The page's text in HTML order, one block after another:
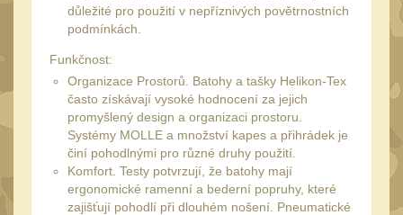
Ostatní 14
Pažby
Raily, lišty, krytky
Přední rukojeti 50
Zadní rukojeti20
Mechanická mířidla30
Dvojnožky
důležité pro použití v nepříznivých povětrnostních
podmínkách.
Funkčnost:
Organizace Prostorů. Batohy a tašky Helikon-Tex
často získávají vysoké hodnocení za jejich
promyšlený design a organizaci prostoru.
Systémy MOLLE a množství kapes a přihrádek je
činí pohodlnými pro různé druhy použití.
Komfort. Testy potvrzují, že batohy mají
ergonomické ramenní a bederní popruhy, které
zajišťují pohodlí při dlouhém nošení. Pneumatické